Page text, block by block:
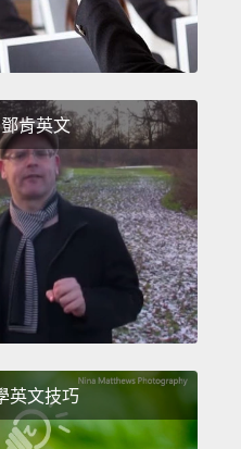
You done cut it; you
the fool.
肉桂脆吐司麥片。一
，因為他們要加班處
啊？妹妹妳瘋了吧。
But I'll tell you
cake. The only
some milk, and the
first.
跟妳講，妳絕對不
片唯一一種方式就是
鄧肯英文
英文技巧